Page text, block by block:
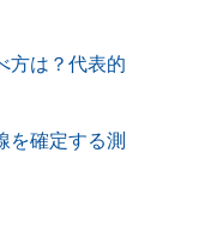
方は？代表的
を確定する測